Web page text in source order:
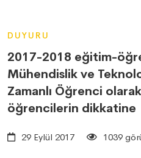
DUYURU
2017-2018 eğitim-
Mühendislik ve
Zamanlı Öğrenci
öğrencilerin dikkatine
29 Eylül 2017 1039